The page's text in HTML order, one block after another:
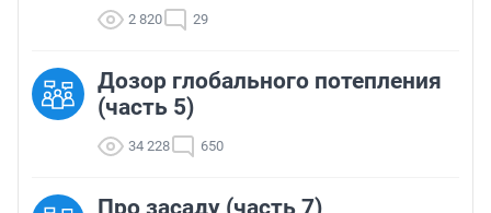
2 820 29
Дозор глобального потепления
(часть 5)
34 228 650
Про засаду (часть 7)